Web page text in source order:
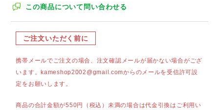
この商品について問い合わせる
ご注文いただく前に
携帯メールでご注文の場合、注文確認メールが届かない場合がござ
います。kameshop2002@gmail.comからのメールを受信許可設
定をお願いします。
商品の合計金額が550円（税込）未満の場合は代金引換はご利用い